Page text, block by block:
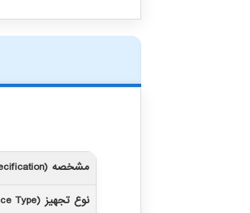
مشخصه (Specification)
نوع تجهیز (Device Type)